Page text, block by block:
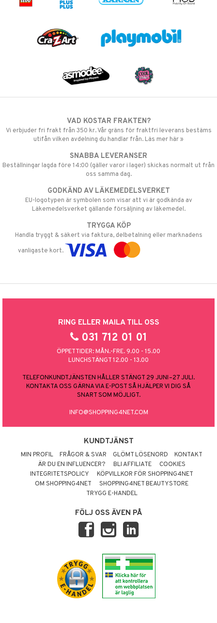
VAD KOSTAR FRAKTEN?
Vi erbjuder fri frakt från 350 kr. Vår gräns för fraktfri leverans bestäms
utifån vilken avdelning du handlar från. Läs mer här »
SNABBA LEVERANSER
Beställningar lagda före 14:00 (gäller varor i lager) skickas normalt ut från
oss samma dag.
GODKÄND AV LÄKEMEDELSVERKET
EU-logotypen är symbolen som visar att vi är godkända av
Läkemedelsverket gällande försäljning av läkemedel.
TRYGGA KÖP
Handla tryggt & säkert via faktura, delbetalning eller marknadens
vanligaste kort.
RING ELLER MAILA TILL OSS
031 712 01 01
ÖPPETTIDER: MÅN.-FRE. 9.00 - 15.00
LUNCHSTÄNGT 12.00 - 13.00
TELEFONKUNDTJÄNSTEN HÅLLER STÄNGT 29 JUNI–27 JULI.
KONTAKTA OSS GÄRNA VIA E-POST SÅ HJÄLPER VI DIG SÅ
SNART SOM MÖJLIGT.
INFO@SHOPPING4NET.COM
KUNDTJÄNST
MIN PROFIL FRÅGOR & SVAR GLÖMT LÖSENORD
KONTAKT
ÄR DU EN INFLUENCER?
BLI AFFILIATE
COOKIES
INTEGRITETSPOLICY
KÖPVILLKOR FÖR SHOPPING4NET
OM SHOPPING4NET
SHOPPING4NET BEAUTYSTORE
TRYGG E-HANDEL
FÖLJ OSS ÄVEN PÅ